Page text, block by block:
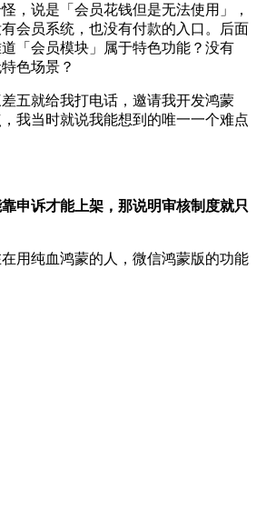
，说是「会员花钱但是无法使用」，
会员系统，也没有付款的入口。后面
「会员模块」属于特色功能？没有
色场景？
五就给我打电话，邀请我开发鸿蒙
我当时就说我能想到的唯一一个难点
申诉才能上架，那说明审核制度就只
用纯血鸿蒙的人，微信鸿蒙版的功能